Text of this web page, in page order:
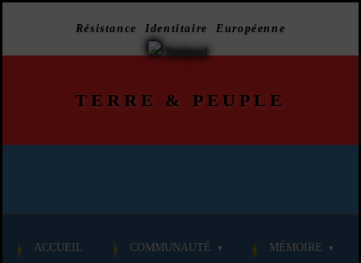
Résistance Identitaire Européenne
TERRE & PEUPLE
ACCUEIL COMMUNAUTÉ MÉMOIRE